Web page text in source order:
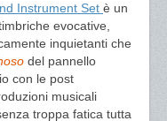
Instrument Set è un
evocative,
inquietanti che
del pannello
con le post
musicali
troppa fatica tutta